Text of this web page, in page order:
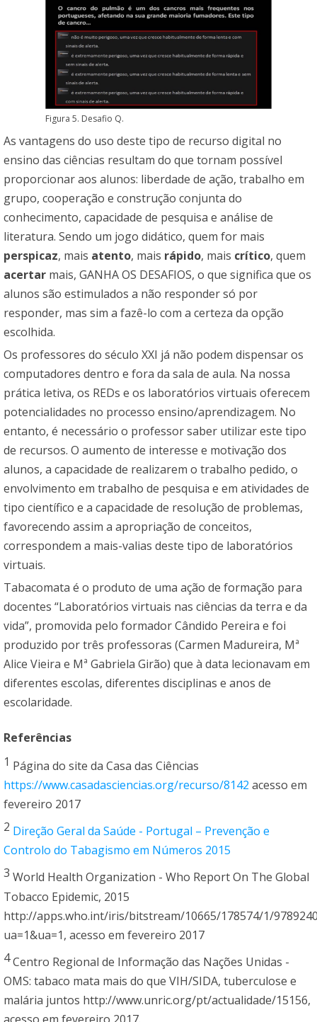
Figura 5. Desafio Q.
As vantagens do uso deste tipo de recurso digital no
ensino das ciências resultam do que tornam possível
proporcionar aos alunos: liberdade de ação, trabalho em
grupo, cooperação e construção conjunta do
conhecimento, capacidade de pesquisa e análise de
literatura. Sendo um jogo didático, quem for mais
perspicaz, mais atento, mais rápido, mais crítico, quem
acertar mais, GANHA OS DESAFIOS, o que significa que os
alunos são estimulados a não responder só por
responder, mas sim a fazê-lo com a certeza da opção
escolhida.
Os professores do século XXI já não podem dispensar os
computadores dentro e fora da sala de aula. Na nossa
prática letiva, os REDs e os laboratórios virtuais oferecem
potencialidades no processo ensino/aprendizagem. No
entanto, é necessário o professor saber utilizar este tipo
de recursos. O aumento de interesse e motivação dos
alunos, a capacidade de realizarem o trabalho pedido, o
envolvimento em trabalho de pesquisa e em atividades de
tipo científico e a capacidade de resolução de problemas,
favorecendo assim a apropriação de conceitos,
correspondem a mais-valias deste tipo de laboratórios
virtuais.
Tabacomata é o produto de uma ação de formação para
docentes “Laboratórios virtuais nas ciências da terra e da
vida”, promovida pelo formador Cândido Pereira e foi
produzido por três professoras (Carmen Madureira, Mª
Alice Vieira e Mª Gabriela Girão) que à data lecionavam em
diferentes escolas, diferentes disciplinas e anos de
escolaridade.
Referências
1 Página do site da Casa das Ciências
https://www.casadasciencias.org/recurso/8142 acesso em
fevereiro 2017
2 Direção Geral da Saúde - Portugal – Prevenção e
Controlo do Tabagismo em Números 2015
3 World Health Organization - Who Report On The Global
Tobacco Epidemic, 2015
http://apps.who.int/iris/bitstream/10665/178574/1/
ua=1&ua=1, acesso em fevereiro 2017
4Centro Regional de Informação das Nações Unidas -
OMS: tabaco mata mais do que VIH/SIDA, tuberculose e
malária juntos http://www.unric.org/pt/actualidade/15156,